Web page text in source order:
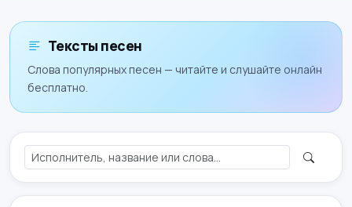
Тексты песен
Слова популярных песен — читайте и слушайте онлайн
бесплатно.